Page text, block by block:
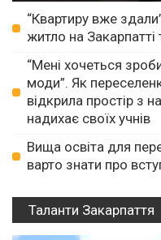
“Квартиру вже
житло на
“Мені хочеться
моди”. Як
відкрила простір з
надихає своїх учнів
Вища освіта для
варто знати про
Таланти Закарпаття